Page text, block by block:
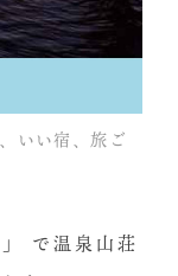
いい宿、旅ご
で温泉山荘